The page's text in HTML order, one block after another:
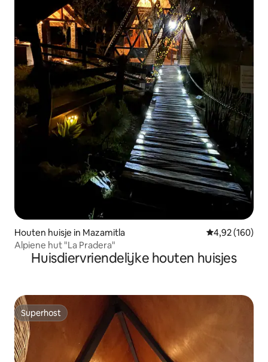
Houten huisje in Mazamitla Gemiddelde
4,92 (160)
Alpiene hut "La Pradera"
Huisdiervriendelijke houten huisjes
Superhost
Superhost